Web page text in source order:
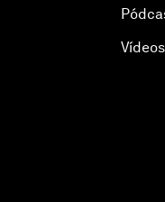
Vídeos